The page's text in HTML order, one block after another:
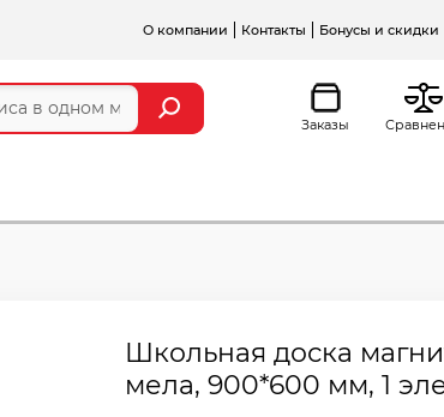
О компании Контакты Бонусы и скидки
Заказы
Школьная доска
мела, 900*600 мм, 1